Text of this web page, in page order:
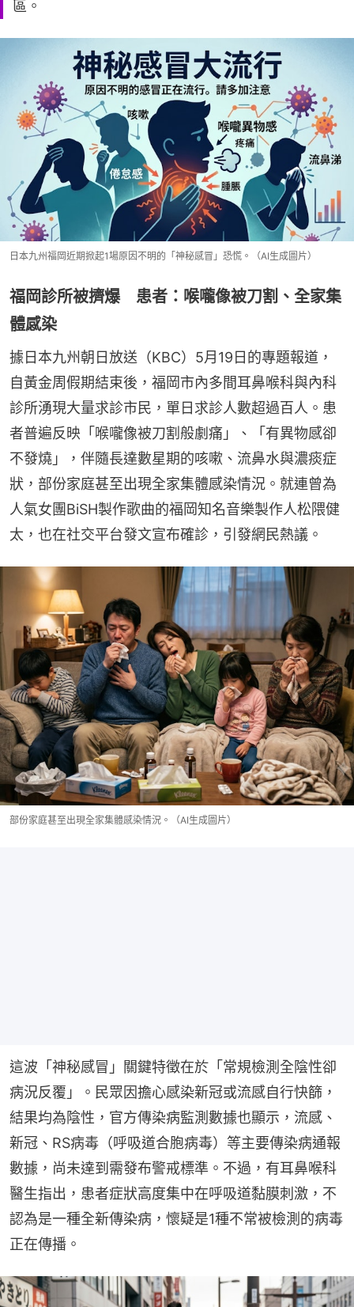
區。
日本九州福岡近期掀起1場原因不明的「神秘感冒」恐慌。（AI生成圖片）
福岡診所被擠爆 患者：喉嚨像被刀割、全家集
體感染
據日本九州朝日放送（KBC）5月19日的專題報道，
自黃金周假期結束後，福岡市內多間耳鼻喉科與內科
診所湧現大量求診市民，單日求診人數超過百人。患
者普遍反映「喉嚨像被刀割般劇痛」、「有異物感卻
不發燒」，伴隨長達數星期的咳嗽、流鼻水與濃痰症
狀，部份家庭甚至出現全家集體感染情況。就連曾為
人氣女團BiSH製作歌曲的福岡知名音樂製作人松隈健
太，也在社交平台發文宣布確診，引發網民熱議。
部份家庭甚至出現全家集體感染情況。（AI生成圖片）
這波「神秘感冒」關鍵特徵在於「常規檢測全陰性卻
病況反覆」。民眾因擔心感染新冠或流感自行快篩，
結果均為陰性，官方傳染病監測數據也顯示，流感、
新冠、RS病毒（呼吸道合胞病毒）等主要傳染病通報
數據，尚未達到需發布警戒標準。不過，有耳鼻喉科
醫生指出，患者症狀高度集中在呼吸道黏膜刺激，不
認為是一種全新傳染病，懷疑是1種不常被檢測的病毒
正在傳播。